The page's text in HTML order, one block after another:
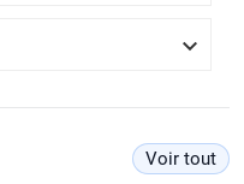

Voir tout